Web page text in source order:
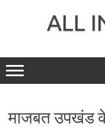
ALL
माजबत उपखंड के